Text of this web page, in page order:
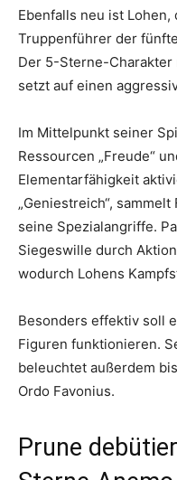
Ebenfalls neu ist
Truppenführer der
Der 5-Sterne-
setzt auf einen
Im Mittelpunkt seiner
Ressourcen „Freude“
Elementarfähigkeit
„Geniestreich“,
seine Spezialangriffe.
Siegeswille durch
wodurch Lohens
Besonders effektiv soll
Figuren funktionieren.
beleuchtet außerdem
Ordo Favonius.
Prune